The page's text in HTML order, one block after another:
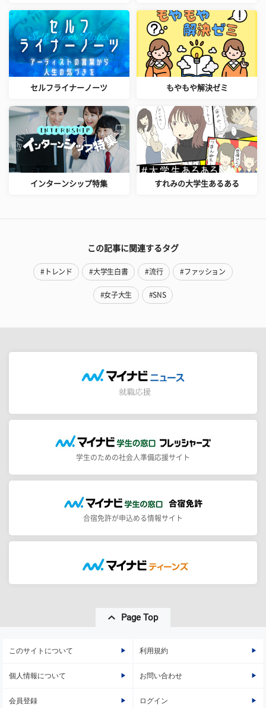
セルフライナーノーツ もやもや解決ゼミ
インターンシップ特集 すれみの大学生あるある
この記事に関連するタグ
#トレンド #大学生白書 #流行 #ファッション
#女子大生 #SNS
学生のための社会人準備応援サイト
合宿免許が申込める情報サイト
Page Top
このサイトについて 利用規約
個人情報について お問い合わせ
会員登録 ログイン